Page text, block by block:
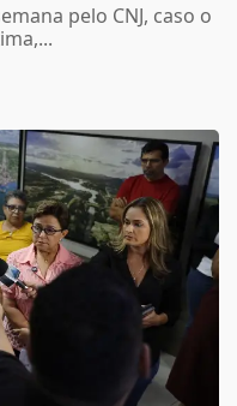
pelo CNJ, caso o